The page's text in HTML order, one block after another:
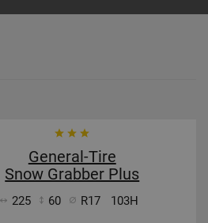
General-Tire
Snow Grabber Plus
225 60 R17 103H